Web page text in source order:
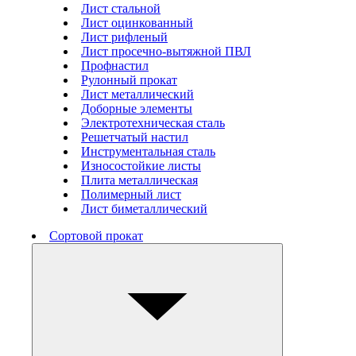
Лист стальной
Лист оцинкованный
Лист рифленый
Лист просечно-вытяжной ПВЛ
Профнастил
Рулонный прокат
Лист металлический
Доборные элементы
Электротехническая сталь
Решетчатый настил
Инструментальная сталь
Износостойкие листы
Плита металлическая
Полимерный лист
Лист биметаллический
Сортовой прокат